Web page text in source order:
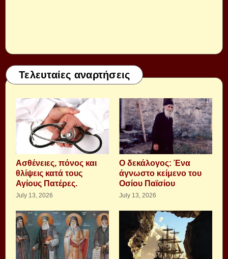
Τελευταίες αναρτήσεις
Aσθένειες, πόνος και
θλίψεις κατά τους
Αγίους Πατέρες.
July 13, 2026
Ο δεκάλογος: Ένα
άγνωστο κείμενο του
Οσίου Παϊσίου
July 13, 2026